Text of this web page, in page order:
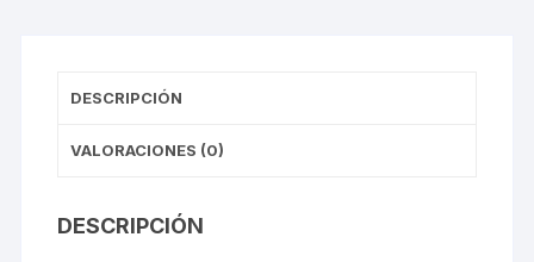
DESCRIPCIÓN
VALORACIONES (0)
DESCRIPCIÓN